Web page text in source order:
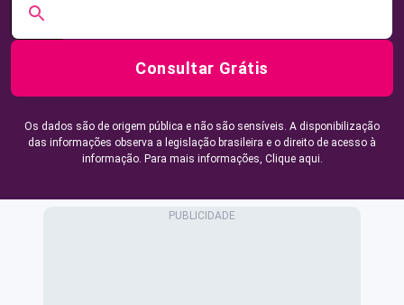
Consultar Grátis
Os dados são de origem pública e não são sensíveis. A disponibilização
das informações observa a legislação brasileira e o direito de acesso à
informação. Para mais informações, Clique aqui.